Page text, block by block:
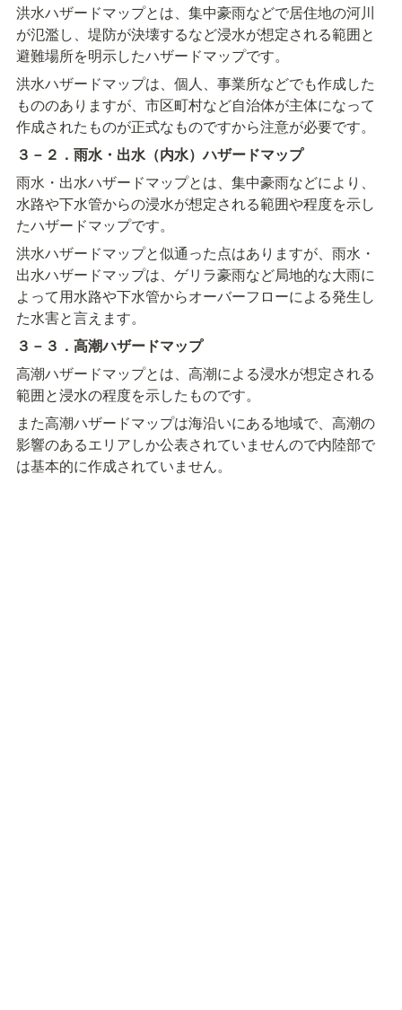
洪水ハザードマップとは、集中豪雨などで居住地の河川
が氾濫し、堤防が決壊するなど浸水が想定される範囲と
避難場所を明示したハザードマップです。
洪水ハザードマップは、個人、事業所などでも作成した
もののありますが、市区町村など自治体が主体になって
作成されたものが正式なものですから注意が必要です。
３－２．雨水・出水（内水）ハザードマップ
雨水・出水ハザードマップとは、集中豪雨などにより、
水路や下水管からの浸水が想定される範囲や程度を示し
たハザードマップです。
洪水ハザードマップと似通った点はありますが、雨水・
出水ハザードマップは、ゲリラ豪雨など局地的な大雨に
よって用水路や下水管からオーバーフローによる発生し
た水害と言えます。
３－３．高潮ハザードマップ
高潮ハザードマップとは、高潮による浸水が想定される
範囲と浸水の程度を示したものです。
また高潮ハザードマップは海沿いにある地域で、高潮の
影響のあるエリアしか公表されていませんので内陸部で
は基本的に作成されていません。